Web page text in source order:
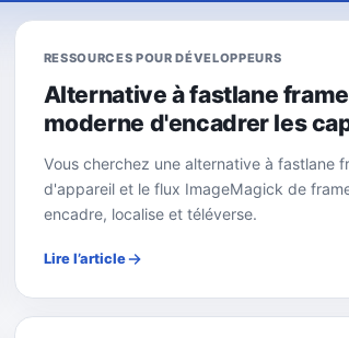
RESSOURCES POUR DÉVELOPPEURS
Alternative à fastlane
moderne d'encadrer les
Vous cherchez une alternative à fastlane
d'appareil et le flux ImageMagick de
encadre, localise et téléverse.
Lire l’article